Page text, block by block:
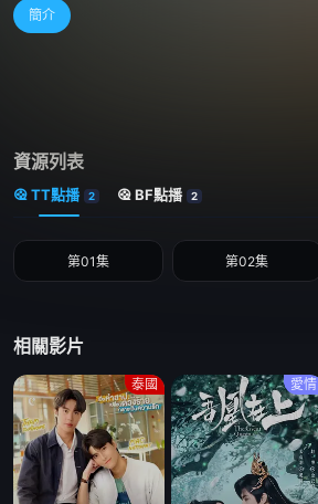
簡介
資源列表
TT點播 2 BF點播 2
第01集 第02集
相關影片
泰國 愛情